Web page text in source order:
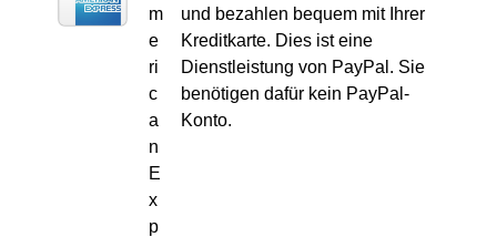
m
e
ri
c
a
n
E
x
p
und bezahlen bequem mit Ihrer
Kreditkarte. Dies ist eine
Dienstleistung von PayPal. Sie
benötigen dafür kein PayPal-
Konto.